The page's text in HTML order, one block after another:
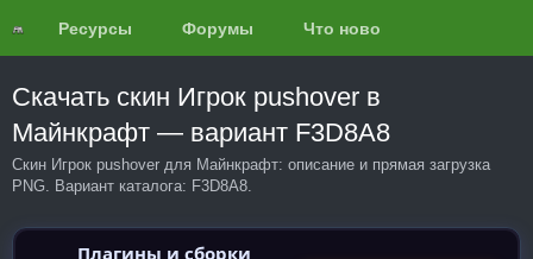
Ресурсы Форумы Что нового?
Скачать скин Игрок pushover в
Майнкрафт — вариант F3D8A8
Скин Игрок pushover для Майнкрафт: описание и прямая загрузка
PNG. Вариант каталога: F3D8A8.